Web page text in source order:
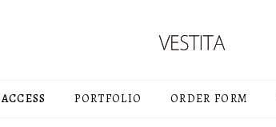
ACCESS PORTFOLIO ORDER FORM